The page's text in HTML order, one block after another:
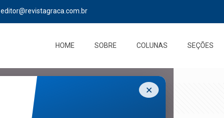
editor@revistagraca.com.br
HOME SOBRE COLUNAS SEÇÕES
✕